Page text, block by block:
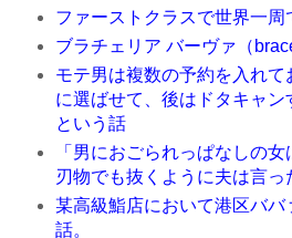
ファーストクラスで世界一周
ブラチェリア バーヴァ（
モテ男は複数の予約を入れて
に選ばせて、後はドタキャン
という話
「男におごられっぱなしの女
刃物でも抜くように夫は言っ
某高級鮨店において港区ババ
話。